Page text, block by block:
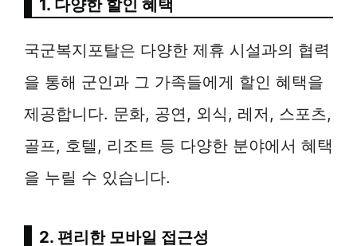
1. 다양한 할인 혜택
국군복지포탈은 다양한 제휴 시설과의 협력
을 통해 군인과 그 가족들에게 할인 혜택을
제공합니다. 문화, 공연, 외식, 레저, 스포츠,
골프, 호텔, 리조트 등 다양한 분야에서 혜택
을 누릴 수 있습니다.
2. 편리한 모바일 접근성